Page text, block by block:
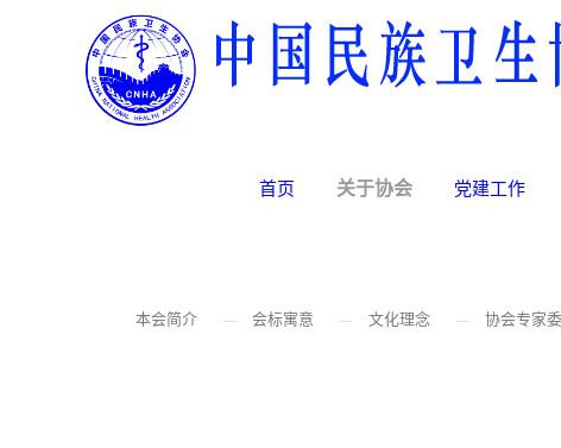
首页 关于协会 党建工作
本会简介 会标寓意 文化理念 协会专家